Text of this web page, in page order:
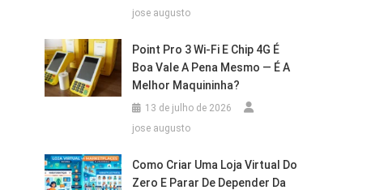
jose augusto
Point Pro 3 Wi‑Fi E Chip 4G É
Boa Vale A Pena Mesmo — É A
Melhor Maquininha?
13 de julho de 2026
jose augusto
Como Criar Uma Loja Virtual Do
Zero E Parar De Depender Da